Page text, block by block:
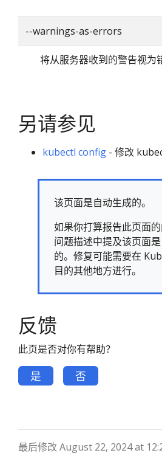
--warnings-as-errors
将从服务器收到的警告视为
另请参见
kubectl config - 修改
该页面是自动生成的。
如果你打算报告此页面
问题描述中提及该页面
的。修复可能需要在
目的其他地方进行。
反馈
此页是否对你有帮助？
是 否
最后修改 August 22, 2024 at